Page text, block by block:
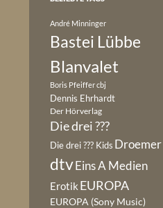
André Minninger
Bastei Lübbe
Blanvalet
Boris Pfeiffercbj
Dennis Ehrhardt
Der Hörverlag
Die drei ???
Die drei ??? Kids Droemer
dtvEins A Medien
Erotik EUROPA
EUROPA (Sony Music)